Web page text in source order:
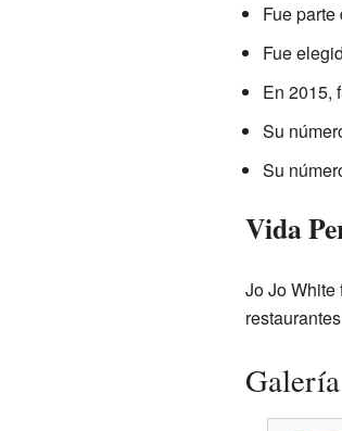
Fue
Fue
En 2015,
Su
Su
Vida
Jo Jo White